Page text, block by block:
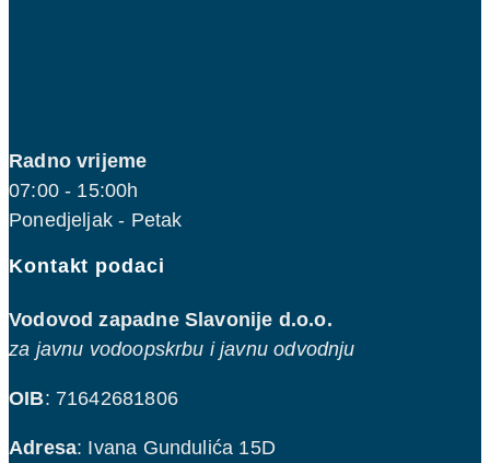
Radno vrijeme
07:00 - 15:00h
Ponedjeljak - Petak
Kontakt podaci
Vodovod zapadne Slavonije d.o.o.
za javnu vodoopskrbu i javnu odvodnju
OIB: 71642681806
Adresa: Ivana Gundulića 15D